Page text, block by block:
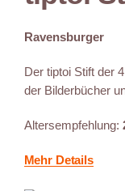
Ravensburger
Der tiptoi Stift der
der Bilderbücher
Altersempfehlung:
Mehr Details